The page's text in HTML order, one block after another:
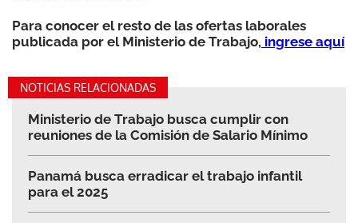
Para conocer el resto de las ofertas laborales
publicada por el Ministerio de Trabajo, ingrese aquí
NOTICIAS RELACIONADAS
Ministerio de Trabajo busca cumplir con
reuniones de la Comisión de Salario Mínimo
Panamá busca erradicar el trabajo infantil
para el 2025